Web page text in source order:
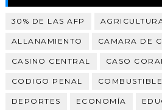
30% DE LAS AFP
ALLANAMIENTO CAMARA DE
CASINO CENTRAL CASO
CODIGO PENAL
DEPORTES ECONOMÍA